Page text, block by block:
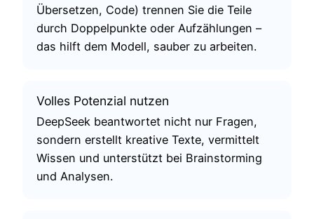
Übersetzen, Code) trennen Sie die Teile
durch Doppelpunkte oder Aufzählungen –
das hilft dem Modell, sauber zu arbeiten.
Volles Potenzial nutzen
DeepSeek beantwortet nicht nur Fragen,
sondern erstellt kreative Texte, vermittelt
Wissen und unterstützt bei Brainstorming
und Analysen.